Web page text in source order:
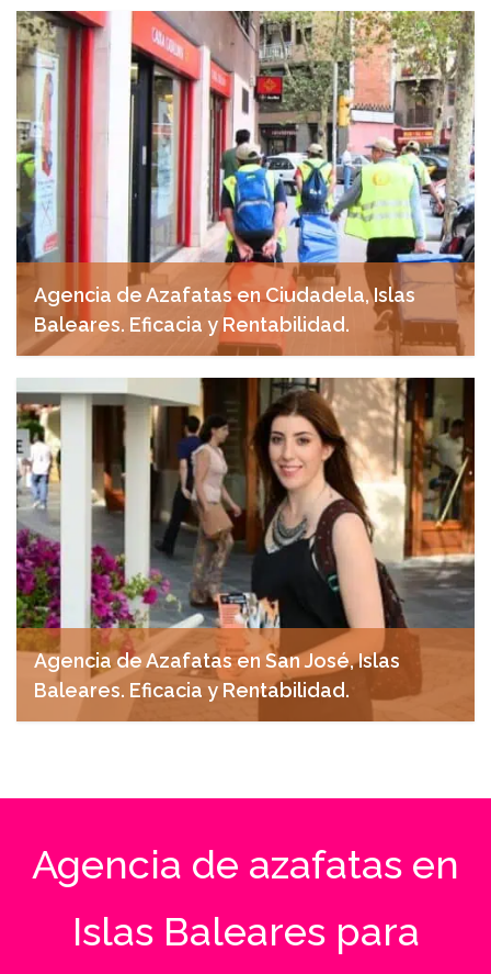
abril 30, 2025
Agencia de Azafatas en Ciudadela, Islas
Baleares. Eficacia y Rentabilidad.
abril 29, 2025
Agencia de Azafatas en San José, Islas
Baleares. Eficacia y Rentabilidad.
Agencia de azafatas en
Islas Baleares para